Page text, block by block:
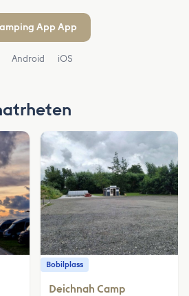
App App
Android iOS
Bobilplass
Deichnah Camp